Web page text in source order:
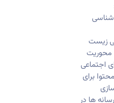
زیست
محوریت
اجتماعی
برای
ها در